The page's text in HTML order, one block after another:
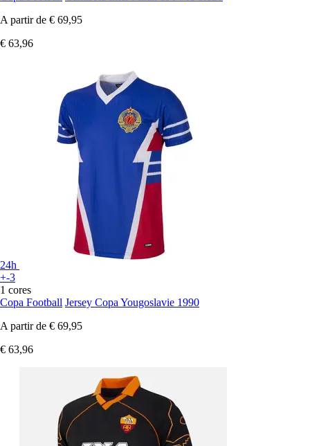
A partir de € 69,95
€ 63,96
24h
+-3
1 cores
Copa Football Jersey Copa Yougoslavie 1990
A partir de € 69,95
€ 63,96